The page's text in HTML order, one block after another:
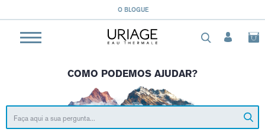
O BLOGUE
COMO PODEMOS AJUDAR?